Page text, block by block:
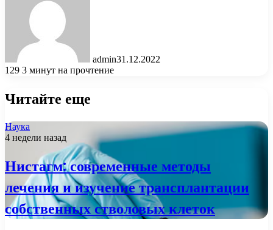
admin31.12.2022
129 3 минут на прочтение
Читайте еще
Наука
4 недели назад
Нистагм: современные методы
лечения и изучение трансплантации
собственных стволовых клеток